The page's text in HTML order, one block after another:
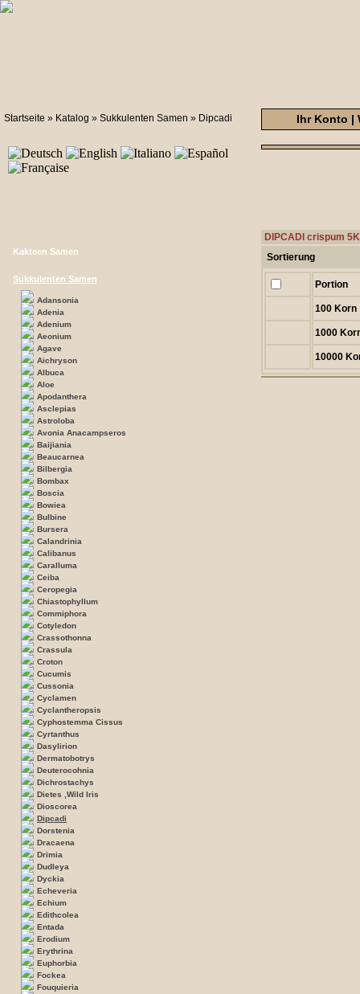
Startseite » Katalog » Sukkulenten Samen » Dipcadi Ihr Konto |
Kakteen Samen
Sukkulenten Samen
Adansonia
Adenia
Adenium
Aeonium
Agave
Aichryson
Albuca
Aloe
Apodanthera
Asclepias
Astroloba
Avonia Anacampseros
Baijiania
Beaucarnea
Bilbergia
Bombax
Boscia
Bowiea
Bulbine
Bursera
Calandrinia
Calibanus
Caralluma
Ceiba
Ceropegia
Chiastophyllum
Commiphora
Cotyledon
Crassothonna
Crassula
Croton
Cucumis
Cussonia
Cyclamen
Cyclantheropsis
Cyphostemma Cissus
Cyrtanthus
Dasylirion
Dermatobotrys
Deuterocohnia
Dichrostachys
Dietes ,Wild Iris
Dioscorea
Dipcadi
Dorstenia
Dracaena
Drimia
Dudleya
Dyckia
Echeveria
Echium
Edithcolea
Entada
Erodium
Erythrina
Euphorbia
Fockea
Fouquieria
DIPCADI crispum
Sortierung
Portion
100 Korn
1000
10000